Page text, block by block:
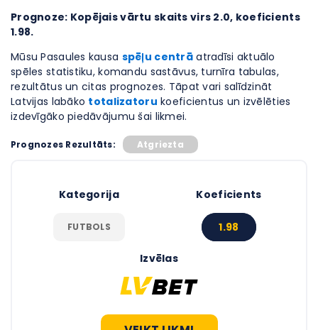
Prognoze: Kopējais vārtu skaits virs 2.0, koeficients
1.98.
Mūsu Pasaules kausa spēļu centrāatradīsi aktuālo
spēles statistiku, komandu sastāvus, turnīra tabulas,
rezultātus un citas prognozes. Tāpat vari salīdzināt
Latvijas labāko totalizatoru koeficientus un izvēlēties
izdevīgāko piedāvājumu šai likmei.
Prognozes Rezultāts: Atgriezta
Kategorija
FUTBOLS
Koeficients
1.98
Izvēlas